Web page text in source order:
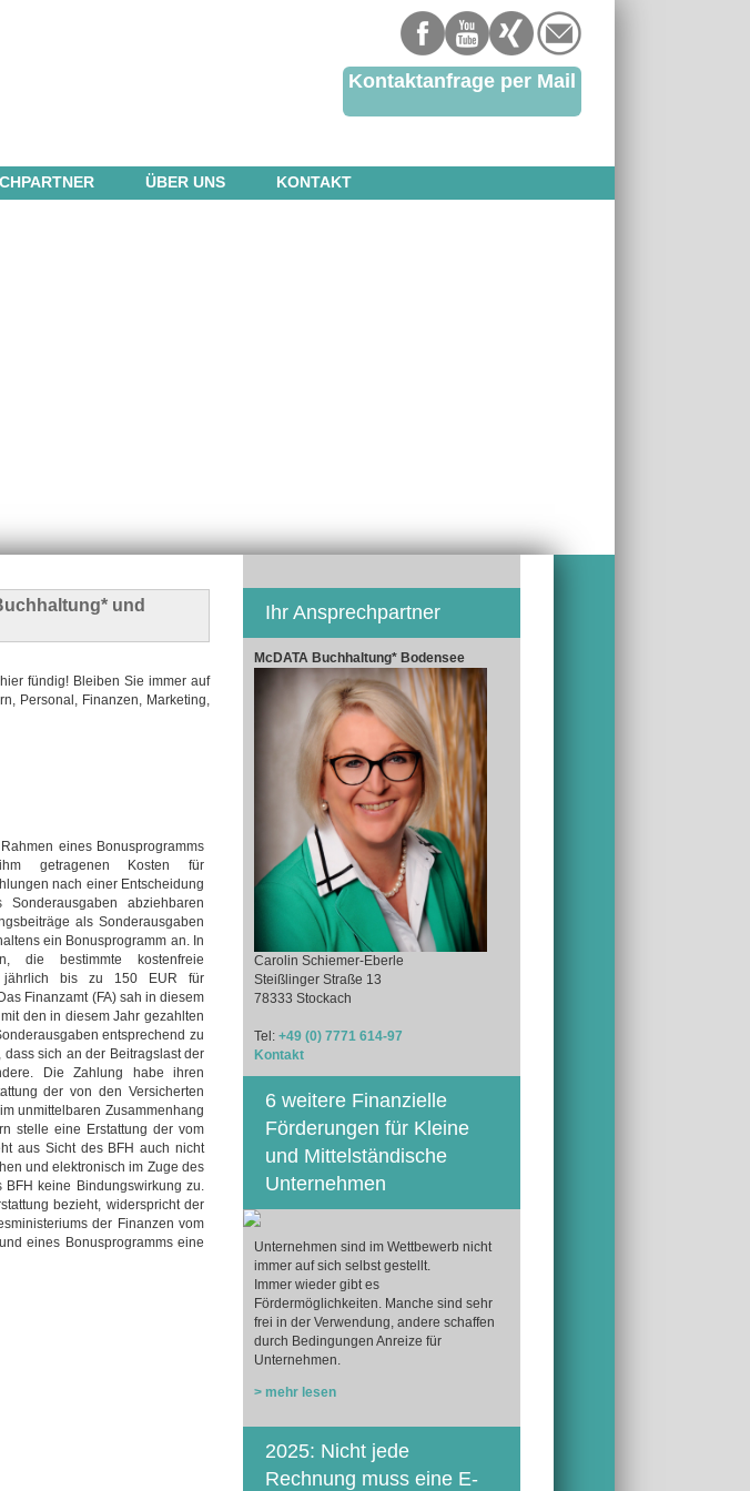
Kontaktanfrage per Mail
ÜBER UNS KONTAKT
und
fündig! Bleiben Sie immer auf
Personal, Finanzen, Marketing,
eines Bonusprogramms
getragenen Kosten für
nach einer Entscheidung
abziehbaren
als Sonderausgaben
ein Bonusprogramm an. In
die bestimmte kostenfreie
jährlich bis zu 150 EUR für
Finanzamt (FA) sah in diesem
den in diesem Jahr gezahlten
entsprechend zu
sich an der Beitragslast der
Die Zahlung habe ihren
der von den Versicherten
unmittelbaren Zusammenhang
stelle eine Erstattung der vom
aus Sicht des BFH auch nicht
und elektronisch im Zuge des
BFH keine Bindungswirkung zu.
bezieht, widerspricht der
der Finanzen vom
eines Bonusprogramms eine
Ihr Ansprechpartner
McDATA Buchhaltung* Bodensee
Carolin Schiemer-Eberle
Steißlinger Straße 13
78333 Stockach
Tel: +49 (0) 7771 614-97
Kontakt
6 weitere Finanzielle
Förderungen für Kleine
und Mittelständische
Unternehmen
Unternehmen sind im Wettbewerb nicht
immer auf sich selbst gestellt.
Immer wieder gibt es
Fördermöglichkeiten. Manche sind sehr
frei in der Verwendung, andere schaffen
durch Bedingungen Anreize für
Unternehmen.
> mehr lesen
2025: Nicht jede
Rechnung muss eine E-